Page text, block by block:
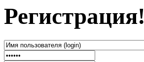
Регистрация!